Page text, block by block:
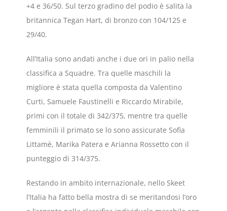
+4 e 36/50. Sul terzo gradino del podio è salita la
britannica Tegan Hart, di bronzo con 104/125 e
29/40.
All’Italia sono andati anche i due ori in palio nella
classifica a Squadre. Tra quelle maschili la
migliore è stata quella composta da Valentino
Curti, Samuele Faustinelli e Riccardo Mirabile,
primi con il totale di 342/375, mentre tra quelle
femminili il primato se lo sono assicurate Sofia
Littamè, Marika Patera e Arianna Rossetto con il
punteggio di 314/375.
Restando in ambito internazionale, nello Skeet
l’Italia ha fatto bella mostra di se meritandosi l’oro